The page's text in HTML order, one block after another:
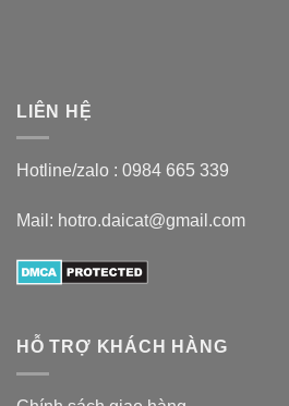
LIÊN HỆ
Hotline/zalo : 0984 665 339
Mail: hotro.daicat@gmail.com
HỖ TRỢ KHÁCH HÀNG